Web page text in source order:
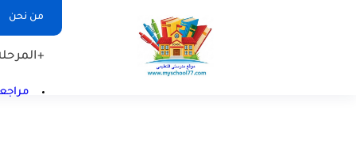
من نحن